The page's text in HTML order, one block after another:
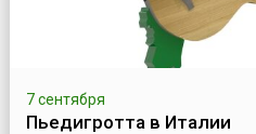
7 сентября
Пьедигротта в Италии